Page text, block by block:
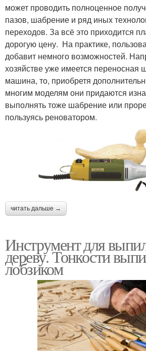
может проводить полноценное
пазов, шабрение и ряд иных
переходов. За всё это приходится
дорогую цену. На практике,
добавит немного возможностей.
хозяйстве уже имеется переносная
машина, то, приобретя
многим моделям они придаются
выполнять тоже шабрение или
пользуясь реноватором.
читать дальше →
Инструмент для
дереву. Тонкости
лобзиком